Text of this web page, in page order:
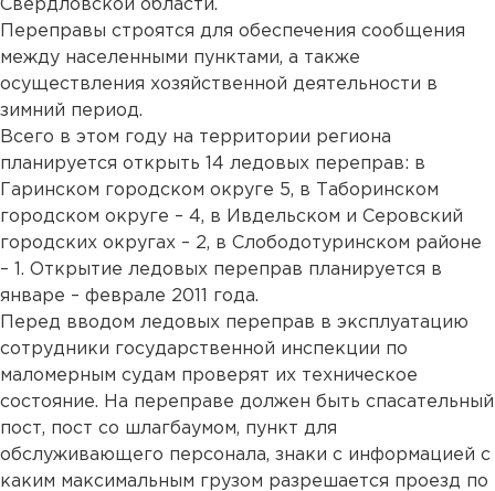
Свердловской области.
Переправы строятся для обеспечения сообщения
между населенными пунктами, а также
осуществления хозяйственной деятельности в
зимний период.
Всего в этом году на территории региона
планируется открыть 14 ледовых переправ: в
Гаринском городском округе 5, в Таборинском
городском округе – 4, в Ивдельском и Серовский
городских округах – 2, в Слободотуринском районе
– 1. Открытие ледовых переправ планируется в
январе – феврале 2011 года.
Перед вводом ледовых переправ в эксплуатацию
сотрудники государственной инспекции по
маломерным судам проверят их техническое
состояние. На переправе должен быть спасательный
пост, пост со шлагбаумом, пункт для
обслуживающего персонала, знаки с информацией с
каким максимальным грузом разрешается проезд по